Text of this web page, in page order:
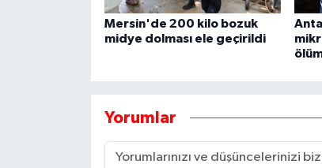
Mersin'de 200 kilo bozuk
midye dolması ele geçirildi
Yorumlar